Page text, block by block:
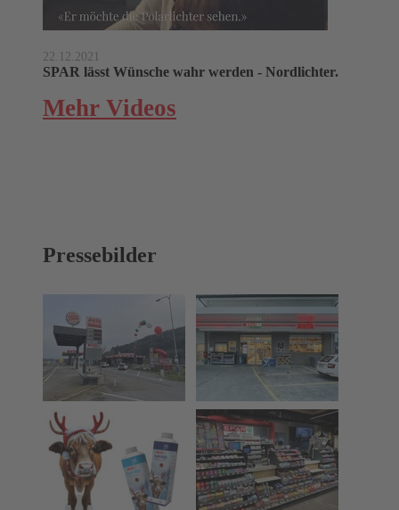
22.12.2021
SPAR lässt Wünsche wahr werden - Nordlichter.
Mehr Videos
Pressebilder